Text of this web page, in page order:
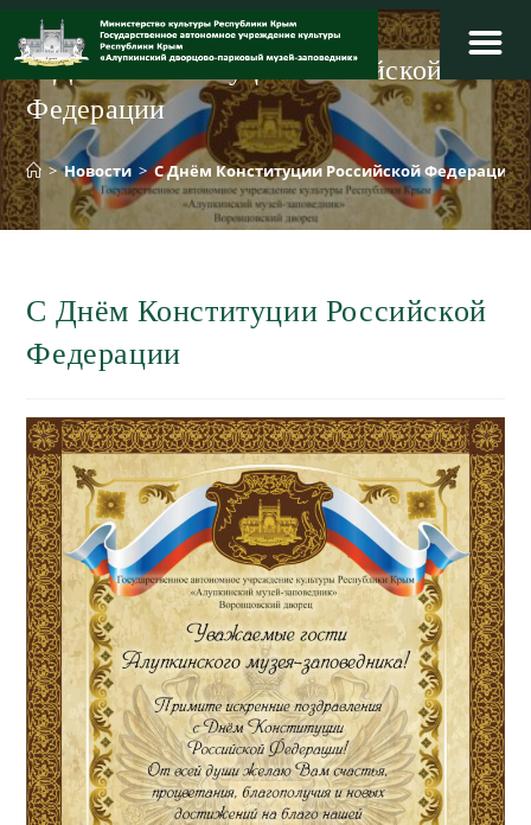
Перейти
содержимому
С Днём Конституции Российской
Федерации
> Новости > С Днём Конституции Российской Федерации
С Днём Конституции Российской
Федерации